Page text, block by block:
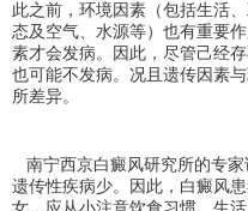
此之前，环境因素（包括生活
态及空气、水源等）也有重要
素才会发病。因此，尽管己经
也可能不发病。况且遗传因素
所差异。
南宁西京白癜风研究所的专
遗传性疾病少。因此，白癜风